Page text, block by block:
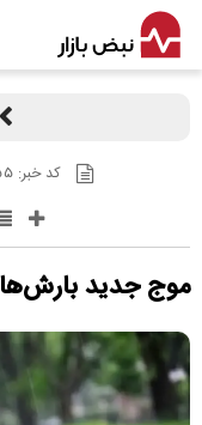
کد خبر:
موج جدید بارش‎‌های سنگین تا هفته آینده